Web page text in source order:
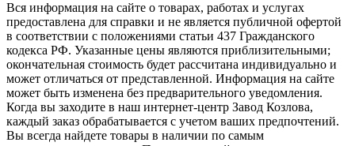
Вся информация на сайте о товарах, работах и услугах
предоставлена для справки и не является публичной офертой
в соответствии с положениями статьи 437 Гражданского
кодекса РФ. Указанные цены являются приблизительными;
окончательная стоимость будет рассчитана индивидуально и
может отличаться от представленной. Информация на сайте
может быть изменена без предварительного уведомления.
Когда вы заходите в наш интернет-центр Завод Козлова,
каждый заказ обрабатывается с учетом ваших предпочтений.
Вы всегда найдете товары в наличии по самым